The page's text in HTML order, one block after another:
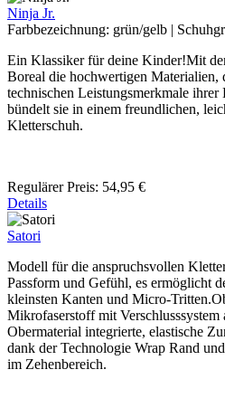
Ninja Jr.
Farbbezeichnung: grün/gelb |
Ein Klassiker für deine Kinder!Mit
Boreal die hochwertigen Materialien,
technischen Leistungsmerkmale ihrer
bündelt sie in einem freundlichen,
Kletterschuh.
Regulärer Preis: 54,95 €
Details
Satori
Modell für die anspruchsvollen
Passform und Gefühl, es ermöglicht
kleinsten Kanten und Micro-
Mikrofaserstoff mit Verschlusssystem
Obermaterial integrierte, elastische
dank der Technologie Wrap Rand
im Zehenbereich.